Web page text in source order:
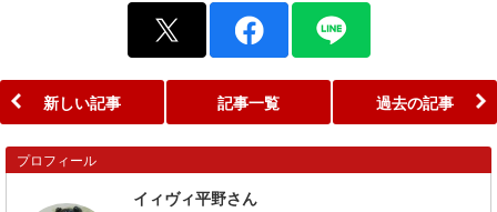
新しい記事 記事一覧 過去の記事
プロフィール
イィヴィ平野さん